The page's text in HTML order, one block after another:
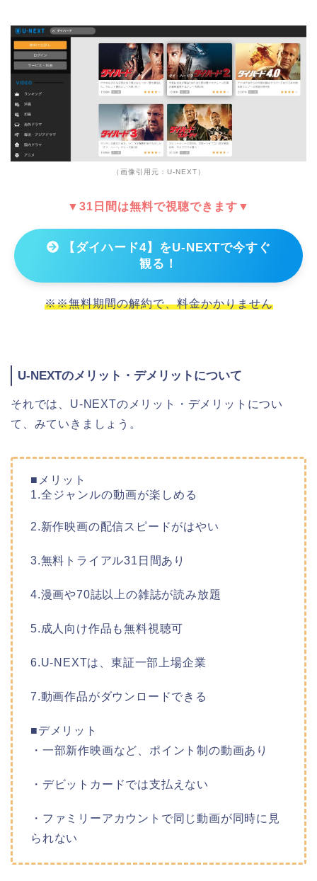
（画像引用元：U-NEXT）
▼31日間は無料で視聴できます▼
【ダイハード4】をU-NEXTで今すぐ
観る！
※※無料期間の解約で、料金かかりません
U-NEXTのメリット・デメリットについて
それでは、U-NEXTのメリット・デメリットについ
て、みていきましょう。
■メリット
1.全ジャンルの動画が楽しめる
2.新作映画の配信スピードがはやい
3.無料トライアル31日間あり
4.漫画や70誌以上の雑誌が読み放題
5.成人向け作品も無料視聴可
6.U-NEXTは、東証一部上場企業
7.動画作品がダウンロードできる
■デメリット
・一部新作映画など、ポイント制の動画あり
・デビットカードでは支払えない
・ファミリーアカウントで同じ動画が同時に見
られない